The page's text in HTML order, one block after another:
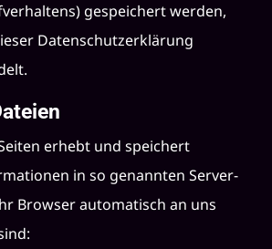
gespeichert werden,
Datenschutzerklärung
erhebt und speichert
in so genannten Server-
Browser automatisch an uns